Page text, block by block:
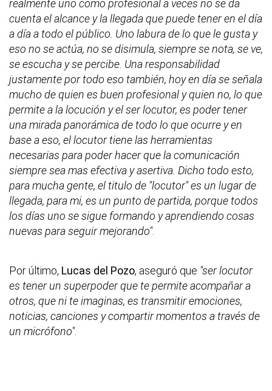
realmente uno como profesional a veces no se da
cuenta el alcance y la llegada que puede tener en el día
a día a todo el público. Uno labura de lo que le gusta y
eso no se actúa, no se disimula, siempre se nota, se ve,
se escucha y se percibe. Una responsabilidad
justamente por todo eso también, hoy en día se señala
mucho de quien es buen profesional y quien no, lo que
permite a la locución y el ser locutor, es poder tener
una mirada panorámica de todo lo que ocurre y en
base a eso, el locutor tiene las herramientas
necesarias para poder hacer que la comunicación
siempre sea mas efectiva y asertiva. Dicho todo esto,
para mucha gente, el titulo de "locutor" es un lugar de
llegada, para mi, es un punto de partida, porque todos
los días uno se sigue formando y aprendiendo cosas
nuevas para seguir mejorando".
Por último, Lucas del Pozo, aseguró que "ser locutor
es tener un superpoder que te permite acompañar a
otros, que ni te imaginas, es transmitir emociones,
noticias, canciones y compartir momentos a través de
un micrófono".